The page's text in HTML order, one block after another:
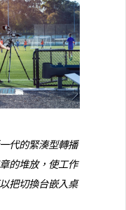
代的緊湊型轉播
的堆放，使工作
把切換台嵌入桌